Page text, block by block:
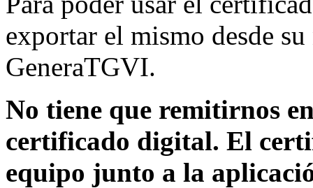
exportar el mismo desde
GeneraTGVI.
No tiene que remitirnos
certificado digital. El
equipo junto a la